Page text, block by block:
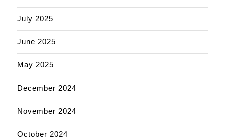
July 2025
June 2025
May 2025
December 2024
November 2024
October 2024